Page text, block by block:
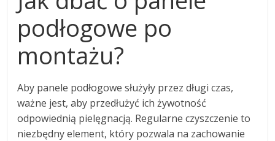
podłogowe po
montażu?
Aby panele podłogowe służyły przez długi czas,
ważne jest, aby przedłużyć ich żywotność
odpowiednią pielęgnacją. Regularne czyszczenie to
niezbędny element, który pozwala na zachowanie